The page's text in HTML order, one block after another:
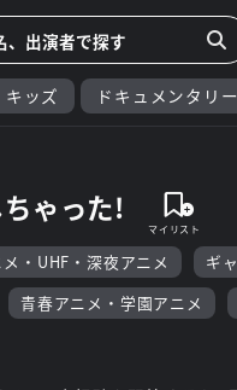
キッズ ドキュメンタリー
ゃった!
・UHF・深夜アニメ
ギ
青春アニメ・学園アニメ